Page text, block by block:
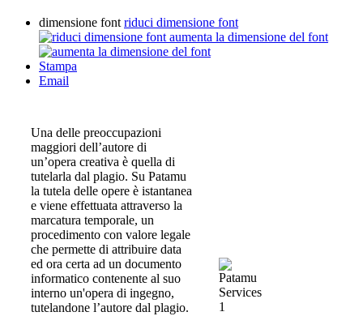
dimensione font riduci dimensione font
aumenta la dimensione del font
Stampa
Email
Una delle preoccupazioni
maggiori dell’autore di
un’opera creativa è quella di
tutelarla dal plagio. Su Patamu
la tutela delle opere è istantanea
e viene effettuata attraverso la
marcatura temporale, un
procedimento con valore legale
che permette di attribuire data
ed ora certa ad un documento
informatico contenente al suo
interno un'opera di ingegno,
tutelandone l’autore dal plagio.